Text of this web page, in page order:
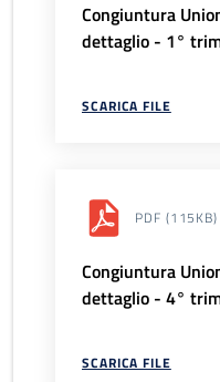
Congiuntura
dettaglio - 1°
SCARICA FILE
PDF (115KB)
Congiuntura
dettaglio - 4°
SCARICA FILE